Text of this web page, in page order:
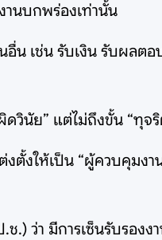
านบกพร่องเท่านั้น
อื่น เช่น รับเงิน รับผล
วินัย” แต่ไม่ถึงขั้น “ทุจริ
ตั้งให้เป็น “ผู้ควบคุมง
ว่า มีการเซ็นรับรองง